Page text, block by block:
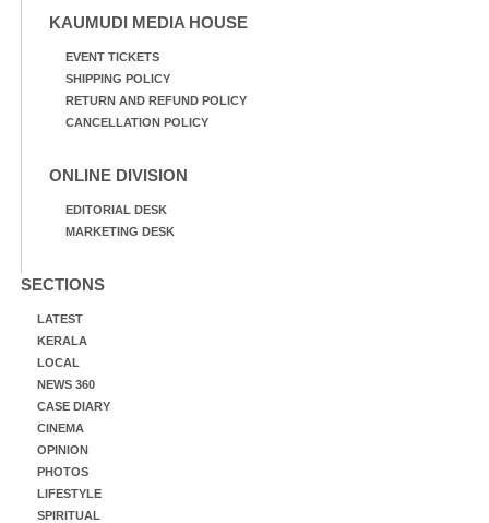
KAUMUDI MEDIA HOUSE
EVENT TICKETS
SHIPPING POLICY
RETURN AND REFUND POLICY
CANCELLATION POLICY
ONLINE DIVISION
EDITORIAL DESK
MARKETING DESK
SECTIONS
LATEST
KERALA
LOCAL
NEWS 360
CASE DIARY
CINEMA
OPINION
PHOTOS
LIFESTYLE
SPIRITUAL